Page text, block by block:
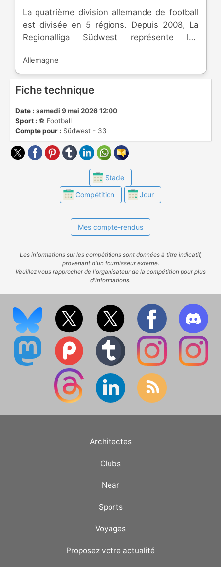
La quatrième division allemande de football
est divisée en 5 régions. Depuis 2008, La
Regionalliga Südwest représente les
Württemberg, Hesse, Rhineland-Palatinate
et Saarland.
Allemagne
Fiche technique
Date : samedi 9 mai 2026 12:00
Sport : ⚽️ Football
Compte pour : Südwest - 33
Stade
Compétition Jour
Mes compte-rendus
Les informations sur les compétitions sont données à titre indicatif,
provenant d'un fournisseur externe.
Veuillez vous rapprocher de l'organisateur de la compétition pour plus
d'informations.
Architectes
Clubs
Near
Sports
Voyages
Proposez votre actualité